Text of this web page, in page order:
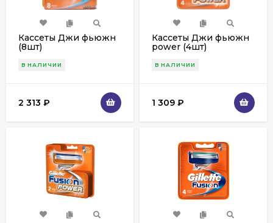
Кассеты Джи фьюжн
(8шт)
В НАЛИЧИИ
2 313 ₽
Кассеты Джи фьюжн
power (4шт)
В НАЛИЧИИ
1 309 ₽